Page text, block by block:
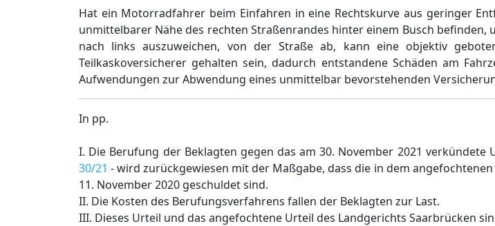
Hat ein Motorradfahrer beim Einfahren in eine Rechtskurve aus geringer
unmittelbarer Nähe des rechten Straßenrandes hinter einem Busch befinden,
nach links auszuweichen, von der Straße ab, kann eine objektiv
Teilkaskoversicherer gehalten sein, dadurch entstandene Schäden am
Aufwendungen zur Abwendung eines unmittelbar bevorstehenden
In pp.
I. Die Berufung der Beklagten gegen das am 30. November 2021 verkündete
30/21 - wird zurückgewiesen mit der Maßgabe, dass die in dem
11. November 2020 geschuldet sind.
II. Die Kosten des Berufungsverfahrens fallen der Beklagten zur Last.
III. Dieses Urteil und das angefochtene Urteil des Landgerichts Saarbrücken